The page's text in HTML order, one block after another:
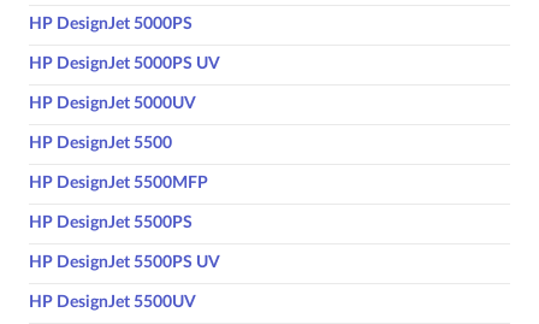
HP DesignJet 5000PS
HP DesignJet 5000PS UV
HP DesignJet 5000UV
HP DesignJet 5500
HP DesignJet 5500MFP
HP DesignJet 5500PS
HP DesignJet 5500PS UV
HP DesignJet 5500UV